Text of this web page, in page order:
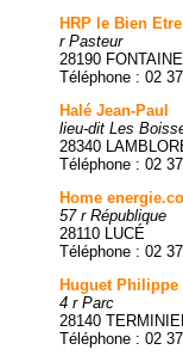
HRP le Bien Etre
r Pasteur
28190
Téléphone : 02
Halé Jean-Paul
lieu-dit Les
28340
Téléphone : 02
Home
57 r République
28110 LUCÉ
Téléphone : 02
Huguet Philippe
4 r Parc
28140
Téléphone : 02